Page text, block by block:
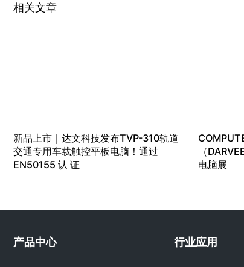
相关文章
新品上市｜达文科技发布TVP-310轨道
交通专用车载触控平板电脑！通过
EN50155 认 证
（
电脑展
产品中心 行业应用